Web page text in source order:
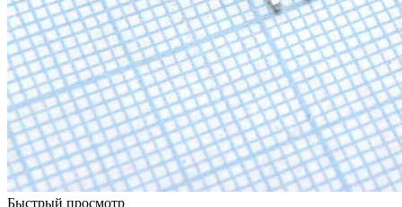
Быстрый просмотр